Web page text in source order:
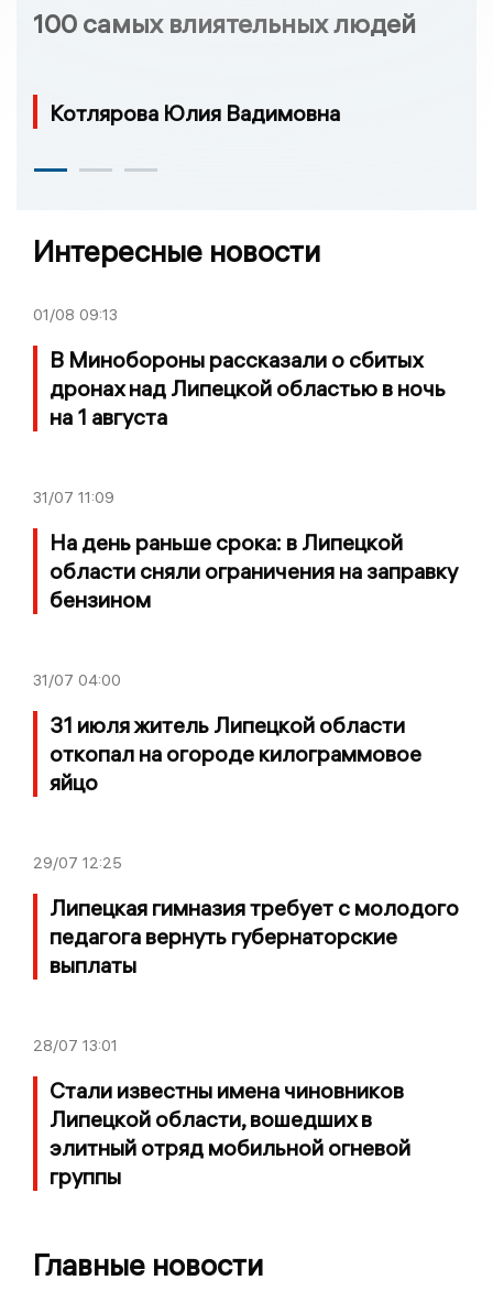
100 самых влиятельных людей
Котлярова Юлия Вадимовна
Интересные новости
01/08 09:13
В Минобороны рассказали о сбитых
дронах над Липецкой областью в ночь
на 1 августа
31/07 11:09
На день раньше срока: в Липецкой
области сняли ограничения на заправку
бензином
31/07 04:00
31 июля житель Липецкой области
откопал на огороде килограммовое
яйцо
29/07 12:25
Липецкая гимназия требует с молодого
педагога вернуть губернаторские
выплаты
28/07 13:01
Стали известны имена чиновников
Липецкой области, вошедших в
элитный отряд мобильной огневой
группы
Главные новости